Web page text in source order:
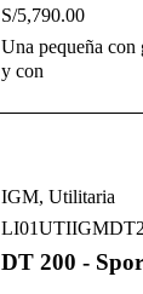
S/5,790.00
Una pequeña con
y con
IGM, Utilitaria
DT 200 -